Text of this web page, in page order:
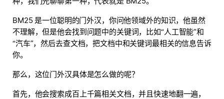
BM25 是一位聪明的门外汉，你问他领域外的知识，他虽然
不理解，但是他会找到问题中的关键词，比如“人工智能”和
“汽车”，然后去查文档，把文档中和关键词最相关的信息告诉
你。
那么，这位门外汉具体是怎么做的呢？
首先，他会搜索成百上千篇相关文档，并且快速地翻一遍，